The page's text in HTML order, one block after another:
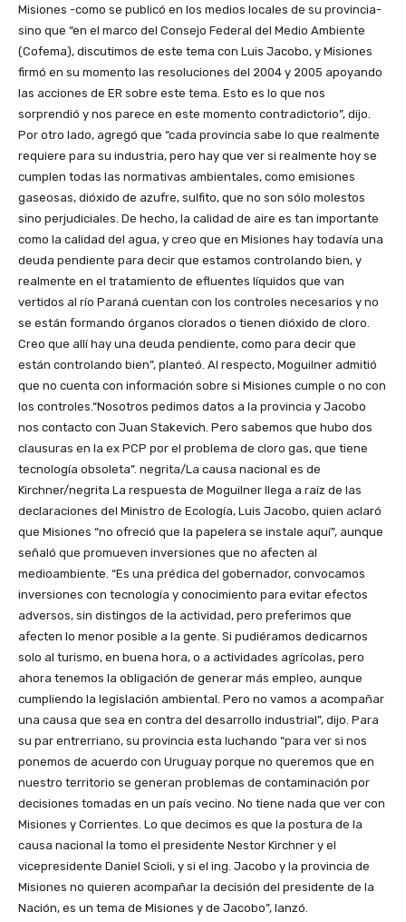
Misiones -como se publicó en los medios locales de su provincia-
sino que “en el marco del Consejo Federal del Medio Ambiente
(Cofema), discutimos de este tema con Luis Jacobo, y Misiones
firmó en su momento las resoluciones del 2004 y 2005 apoyando
las acciones de ER sobre este tema. Esto es lo que nos
sorprendió y nos parece en este momento contradictorio”, dijo.
Por otro lado, agregó que “cada provincia sabe lo que realmente
requiere para su industria, pero hay que ver si realmente hoy se
cumplen todas las normativas ambientales, como emisiones
gaseosas, dióxido de azufre, sulfito, que no son sólo molestos
sino perjudiciales. De hecho, la calidad de aire es tan importante
como la calidad del agua, y creo que en Misiones hay todavía una
deuda pendiente para decir que estamos controlando bien, y
realmente en el tratamiento de efluentes líquidos que van
vertidos al río Paraná cuentan con los controles necesarios y no
se están formando órganos clorados o tienen dióxido de cloro.
Creo que allí hay una deuda pendiente, como para decir que
están controlando bien”, planteó. Al respecto, Moguilner admitió
que no cuenta con información sobre si Misiones cumple o no con
los controles.“Nosotros pedimos datos a la provincia y Jacobo
nos contacto con Juan Stakevich. Pero sabemos que hubo dos
clausuras en la ex PCP por el problema de cloro gas, que tiene
tecnología obsoleta”. negrita/La causa nacional es de
Kirchner/negrita La respuesta de Moguilner llega a raíz de las
declaraciones del Ministro de Ecología, Luis Jacobo, quien aclaró
que Misiones “no ofreció que la papelera se instale aquí”, aunque
señaló que promueven inversiones que no afecten al
medioambiente. “Es una prédica del gobernador, convocamos
inversiones con tecnología y conocimiento para evitar efectos
adversos, sin distingos de la actividad, pero preferimos que
afecten lo menor posible a la gente. Si pudiéramos dedicarnos
solo al turismo, en buena hora, o a actividades agrícolas, pero
ahora tenemos la obligación de generar más empleo, aunque
cumpliendo la legislación ambiental. Pero no vamos a acompañar
una causa que sea en contra del desarrollo industrial”, dijo. Para
su par entrerriano, su provincia esta luchando “para ver si nos
ponemos de acuerdo con Uruguay porque no queremos que en
nuestro territorio se generan problemas de contaminación por
decisiones tomadas en un país vecino. No tiene nada que ver con
Misiones y Corrientes. Lo que decimos es que la postura de la
causa nacional la tomo el presidente Nestor Kirchner y el
vicepresidente Daniel Scioli, y si el ing. Jacobo y la provincia de
Misiones no quieren acompañar la decisión del presidente de la
Nación, es un tema de Misiones y de Jacobo”, lanzó.